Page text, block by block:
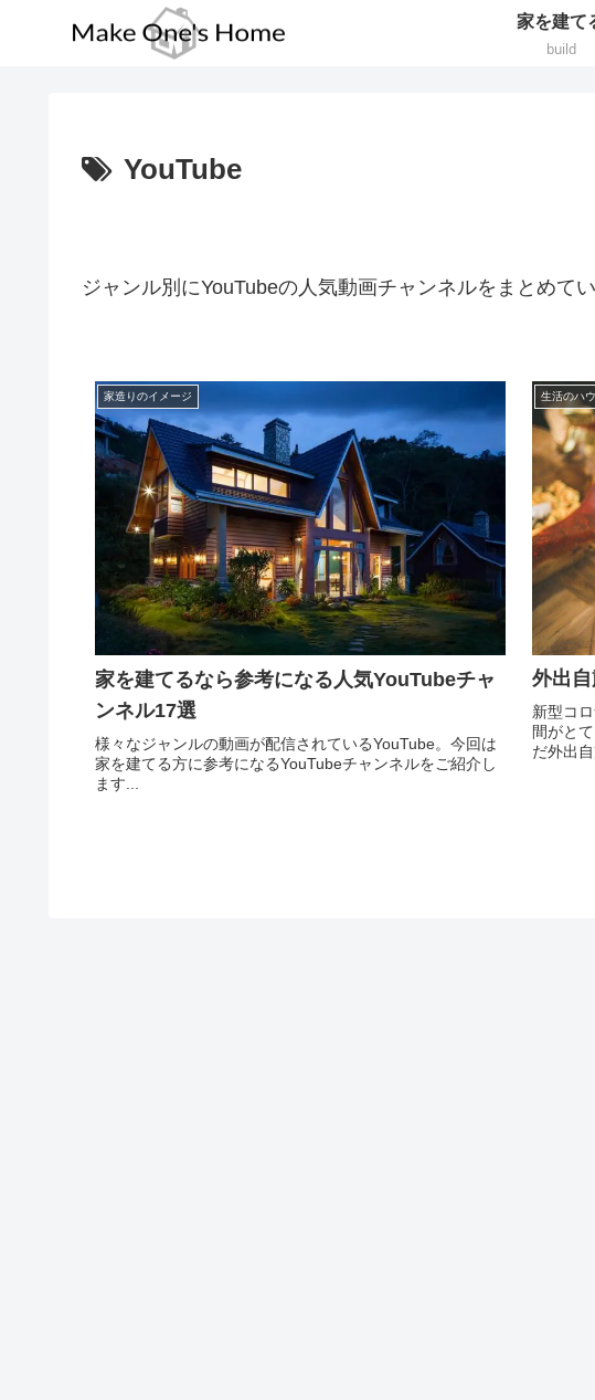
家を建て
build
YouTube
ジャンル別にYouTubeの人気動画チャンネルをまとめてい
家造りのイメージ
家を建てるなら参考になる人気YouTubeチャ
ンネル17選
様々なジャンルの動画が配信されているYouTube。今回は
家を建てる方に参考になるYouTubeチャンネルをご紹介し
ます...
生活のハ
外出
新型コ
間がと
だ外出自